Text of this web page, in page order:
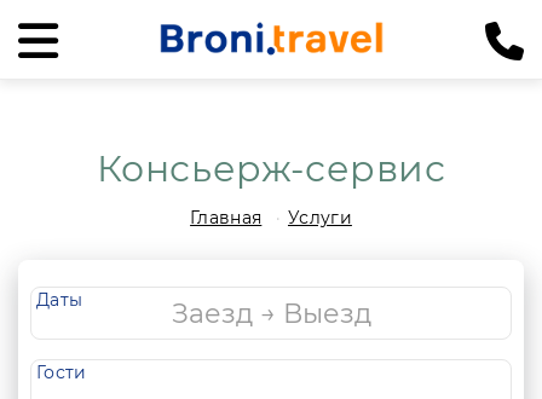
Консьерж-сервис
Главная Услуги
Даты
Гости